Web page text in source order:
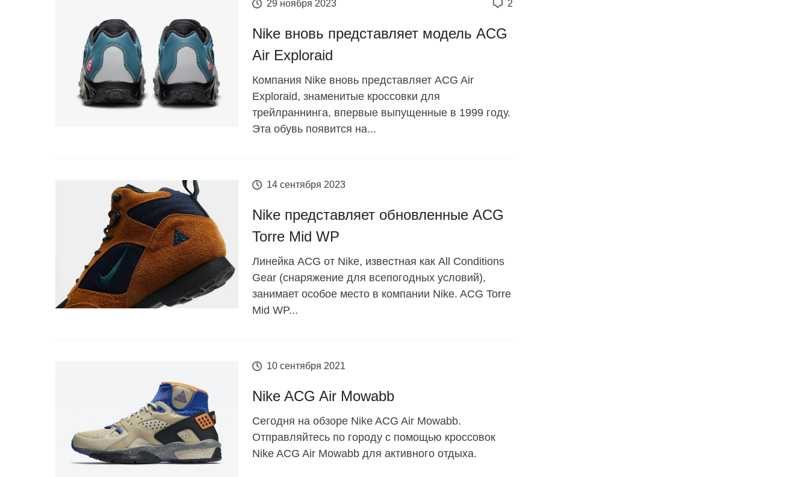
29 ноября 2023 2
Nike вновь представляет модель ACG
Air Exploraid
Компания Nike вновь представляет ACG Air
Exploraid, знаменитые кроссовки для
трейлраннинга, впервые выпущенные в 1999 году.
Эта обувь появится на...
14 сентября 2023
Nike представляет обновленные ACG
Torre Mid WP
Линейка ACG от Nike, известная как All Conditions
Gear (снаряжение для всепогодных условий),
занимает особое место в компании Nike. ACG Torre
Mid WP...
10 сентября 2021
Nike ACG Air Mowabb
Сегодня на обзоре Nike ACG Air Mowabb.
Отправляйтесь по городу с помощью кроссовок
Nike ACG Air Mowabb для активного отдыха.